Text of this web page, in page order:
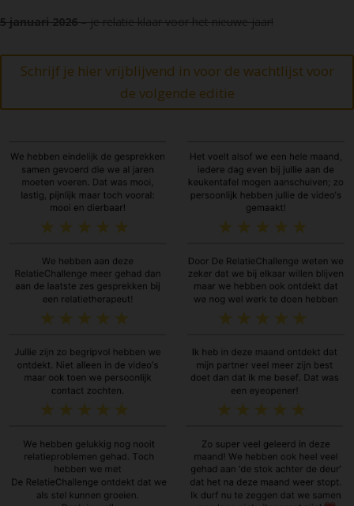
5 januari 2026– je relatie klaar voor het nieuwe jaar!
Schrijf je hier vrijblijvend in voor de wachtlijst voor
de volgende editie